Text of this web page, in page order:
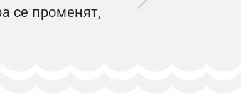
се променят,